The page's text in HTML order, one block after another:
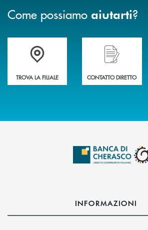
Come possiamo aiutarti?
Accedi all' elenco completo delle filiali .
TROVA LA FILIALE
Hai bisogno di
CONTATTO DIRETTO
INFORMAZIONI